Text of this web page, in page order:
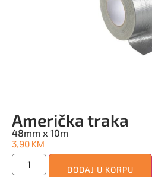
Američka traka
48mm x 10m
3,90KM
DODAJ U KORPU